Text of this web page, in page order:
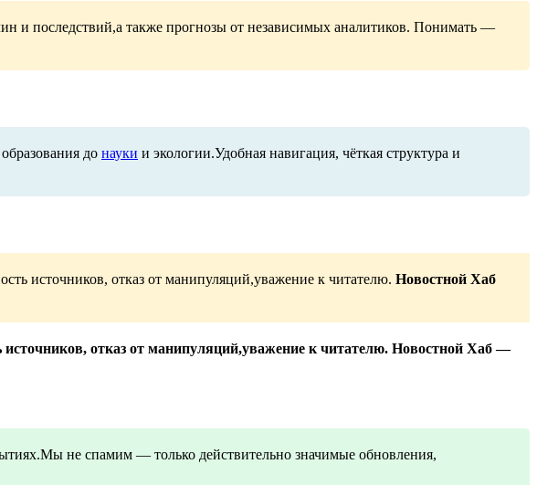
и последствий,а также прогнозы от независимых аналитиков. Понимать —
до науки и экологии.Удобная навигация, чёткая структура и
источников, отказ от манипуляций,уважение к читателю. Новостной Хаб
отказ от манипуляций,уважение к читателю. Новостной Хаб —
не спамим — только действительно значимые обновления,